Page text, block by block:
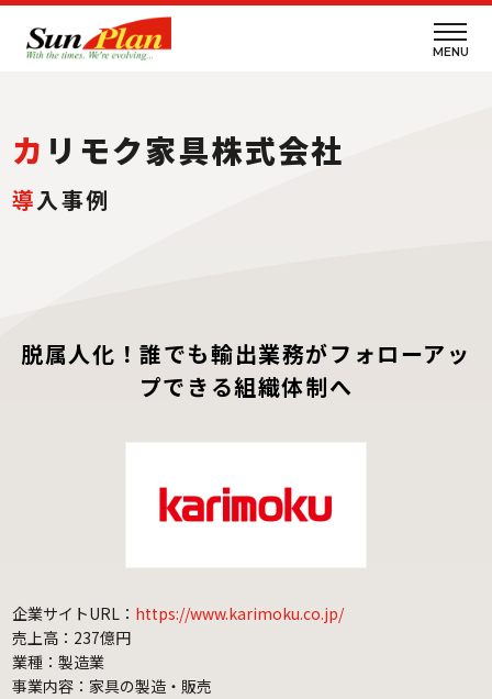
MENU
カリモク家具株式会社
導入事例
脱属人化！誰でも輸出業務がフォローアッ
プできる組織体制へ
企業サイトURL： https://www.karimoku.co.jp/
売上高：237億円
業種：製造業
事業内容：家具の製造・販売